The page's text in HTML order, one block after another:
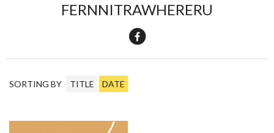
FERNNITRAWHERERU
SORTING BY TITLE DATE